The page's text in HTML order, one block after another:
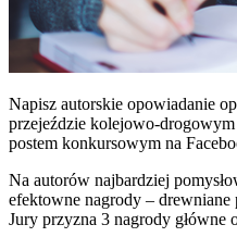
Napisz autorskie opowiadanie
przejeździe kolejowo-
postem konkursowym na
Na autorów najbardziej
efektowne nagrody – drewniane
Jury przyzna 3 nagrody główne